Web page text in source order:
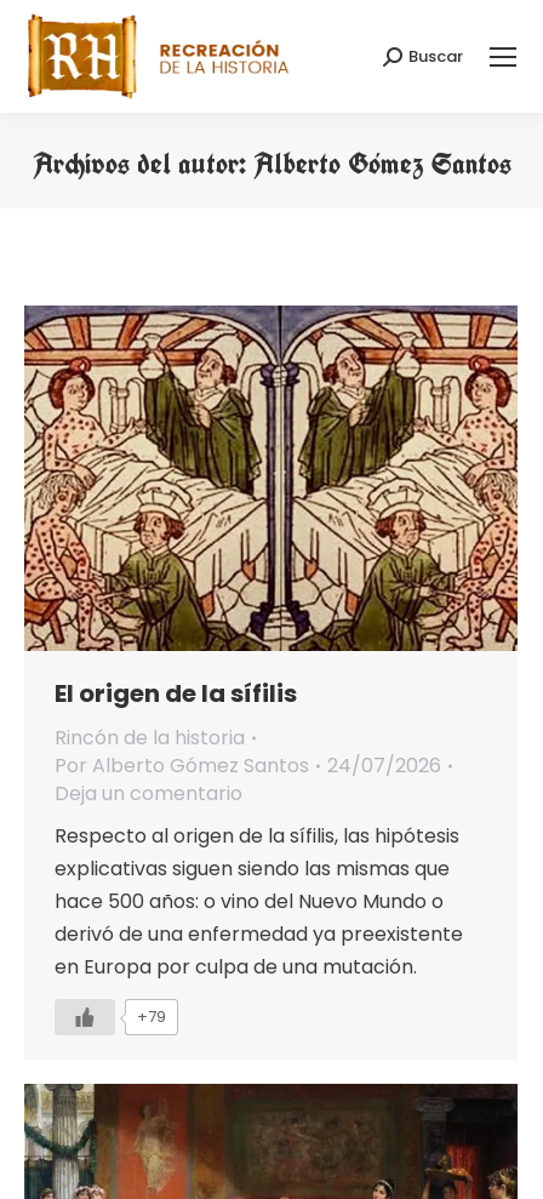
Buscar:
Buscar
Archivos del autor:Alberto Gómez Santos
El origen de la sífilis
Rincón de la historia
Por Alberto Gómez Santos
24/07/2026
Deja un comentario
Respecto al origen de la sífilis, las hipótesis
explicativas siguen siendo las mismas que
hace 500 años: o vino del Nuevo Mundo o
derivó de una enfermedad ya preexistente
en Europa por culpa de una mutación.
+79